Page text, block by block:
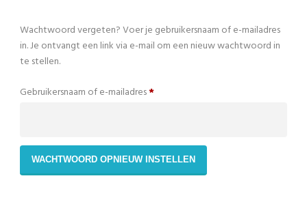
Wachtwoord vergeten? Voer je gebruikersnaam of e-mailadres
in. Je ontvangt een link via e-mail om een nieuw wachtwoord in
te stellen.
Gebruikersnaam of e-mailadres*Verplicht
WACHTWOORD OPNIEUW INSTELLEN